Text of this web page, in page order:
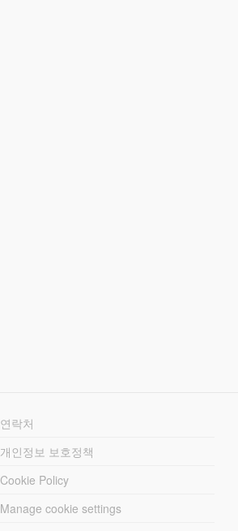
연락처
개인정보 보호정책
Cookie Policy
Manage cookie settings